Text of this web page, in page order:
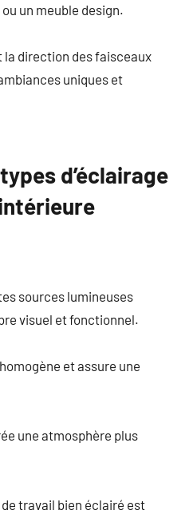
un meuble design.
la direction des faisceaux
uniques et
d’éclairage
sources lumineuses
visuel et fonctionnel.
et assure une
une atmosphère plus
travail bien éclairé est